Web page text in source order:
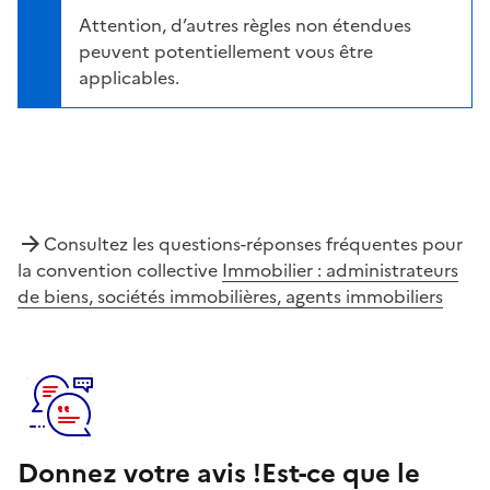
Attention, d’autres règles non étendues
peuvent potentiellement vous être
applicables.
Consultez les questions-réponses fréquentes pour
la convention collective Immobilier : administrateurs
de biens, sociétés immobilières, agents immobiliers
Donnez votre avis !Est-ce que le